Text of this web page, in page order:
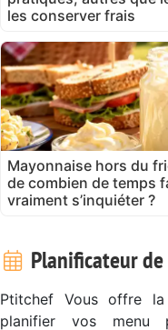
les conserver frais
Mayonnaise hors du
de combien de temps
vraiment s’inquiéter ?
Planificateur
Ptitchef Vous offre
planifier vos menu